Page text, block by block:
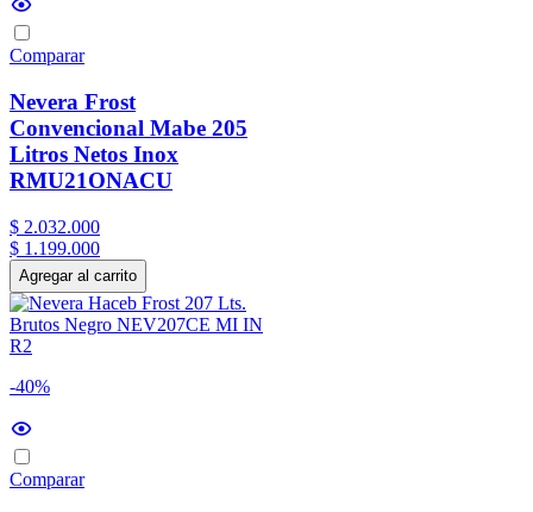
Comparar
Nevera Frost
Convencional Mabe 205
Litros Netos Inox
RMU21ONACU
$ 2.032.000
$ 1 .199.000
Agregar al carrito
-40%
Comparar